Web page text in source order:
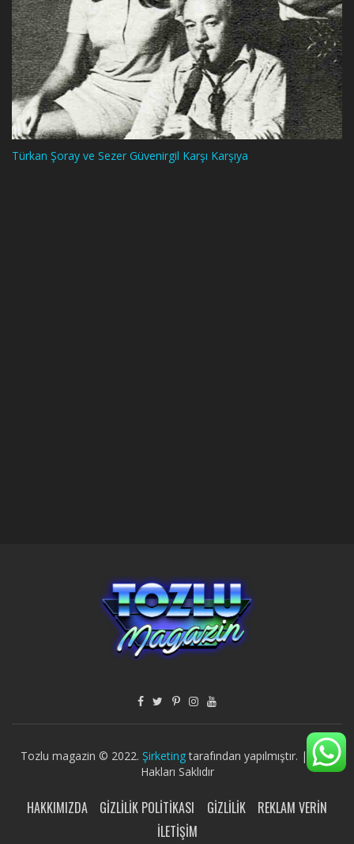
Türkan Şoray ve Sezer Güvenirgil Karşı Karşıya
Tozlu magazin © 2022. Şirketingtarafından yapılmıştır. | Tüm
Hakları Saklıdır
HAKKIMIZDA GIZLILIK POLITIKASI GIZLILIK
REKLAM VERIN
İLETIŞIM